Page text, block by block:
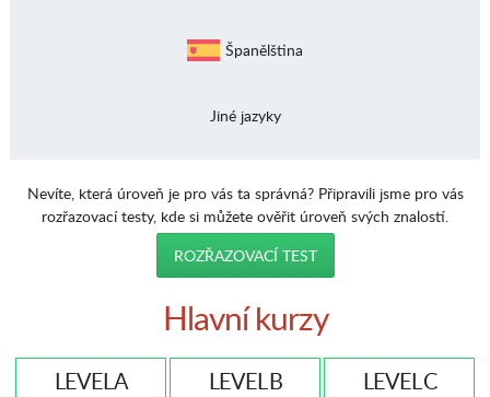
Španělština
Jiné jazyky
Nevíte, která úroveň je pro vás ta správná? Připravili jsme pro vás
rozřazovací testy, kde si můžete ověřit úroveň svých znalostí.
ROZŘAZOVACÍ TEST
Hlavní kurzy
LEVEL A LEVEL B LEVEL C